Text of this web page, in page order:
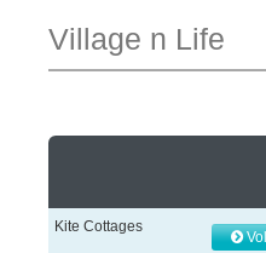
Village n Life
Kite Cottages